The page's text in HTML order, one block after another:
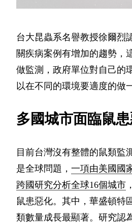
台大昆蟲系名譽教授徐爾烈
關疾病案例有增加的趨勢，
做監測，政府單位對自己的
以在不同的環境要適度的做
多國城市面臨鼠患
目前台灣沒有整體的鼠類監
是全球問題， 一項由美國國
跨國研究分析全球16個城市
鼠患惡化。其中，華盛頓特
類數量成長最顯著。研究認